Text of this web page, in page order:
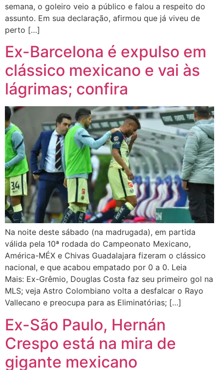
semana, o goleiro veio a público e falou a respeito do
assunto. Em sua declaração, afirmou que já viveu de
perto […]
Ex-Barcelona é expulso em
clássico mexicano e vai às
lágrimas; confira
Na noite deste sábado (na madrugada), em partida
válida pela 10ª rodada do Campeonato Mexicano,
América-MÉX e Chivas Guadalajara fizeram o clássico
nacional, e que acabou empatado por 0 a 0. Leia
Mais: Ex-Grêmio, Douglas Costa faz seu primeiro gol na
MLS; veja Astro Colombiano volta a desfalcar o Rayo
Vallecano e preocupa para as Eliminatórias; […]
Ex-São Paulo, Hernán
Crespo está na mira de
gigante mexicano